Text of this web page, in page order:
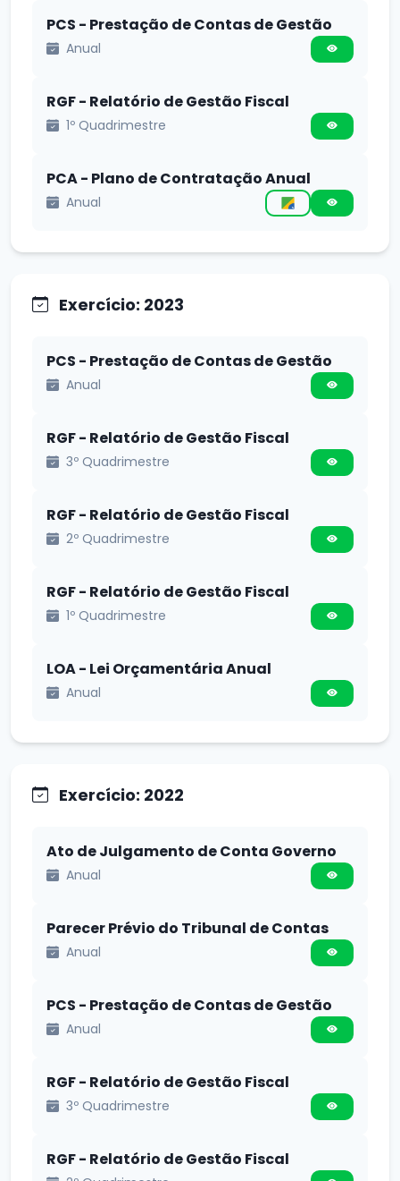
PCS - Prestação de Contas de Gestão
Anual
RGF - Relatório de Gestão Fiscal
1º Quadrimestre
PCA - Plano de Contratação Anual
Anual
Exercício: 2023
PCS - Prestação de Contas de Gestão
Anual
RGF - Relatório de Gestão Fiscal
3º Quadrimestre
RGF - Relatório de Gestão Fiscal
2º Quadrimestre
RGF - Relatório de Gestão Fiscal
1º Quadrimestre
LOA - Lei Orçamentária Anual
Anual
Exercício: 2022
Ato de Julgamento de Conta Governo
Anual
Parecer Prévio do Tribunal de Contas
Anual
PCS - Prestação de Contas de Gestão
Anual
RGF - Relatório de Gestão Fiscal
3º Quadrimestre
RGF - Relatório de Gestão Fiscal